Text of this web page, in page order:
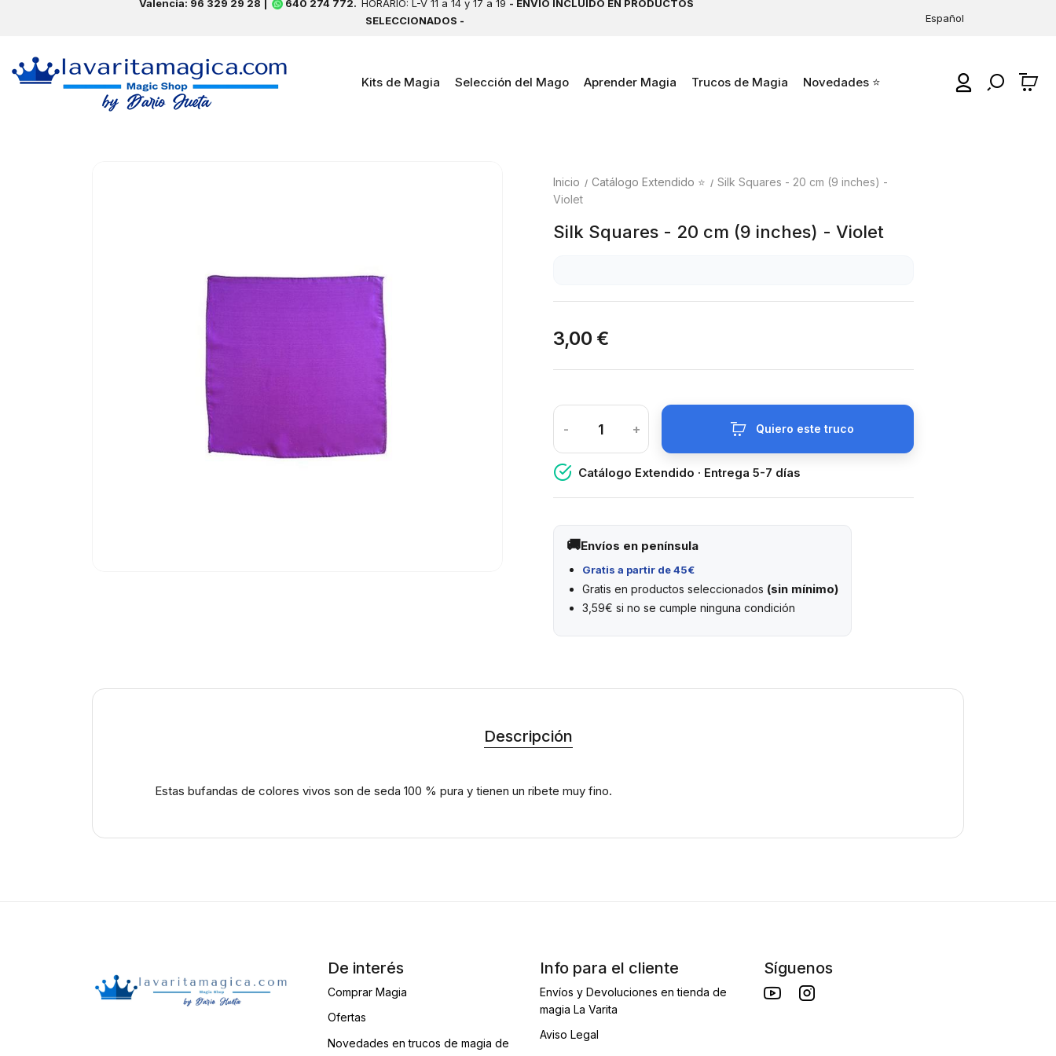
Español
Valencia: 96 329 29 28 | 640 274 772. HORARIO: L-V 11 a 14 y 17 a 19 - ENVÍO INCLUIDO EN PRODUCTOS
SELECCIONADOS -
Kits de Magia Selección del Mago Aprender Magia Trucos de Magia Novedades ⭐
Inicio Catálogo Extendido ⭐
Silk Squares - 20 cm (9 inches) -
Violet
Silk Squares - 20 cm (9 inches) - Violet
3,00 €
- + Quiero este truco
Catálogo Extendido · Entrega 5-7 días
Envíos en península
Gratis a partir de 45€
Gratis en productos seleccionados (sin mínimo)
3,59€ si no se cumple ninguna condición
Descripción
Estas bufandas de colores vivos son de seda 100 % pura y tienen un ribete muy fino.
De interés
Comprar Magia
Ofertas
Novedades en trucos de magia de
Info para el cliente
Envíos y Devoluciones en tienda de
magia La Varita
Aviso Legal
Síguenos